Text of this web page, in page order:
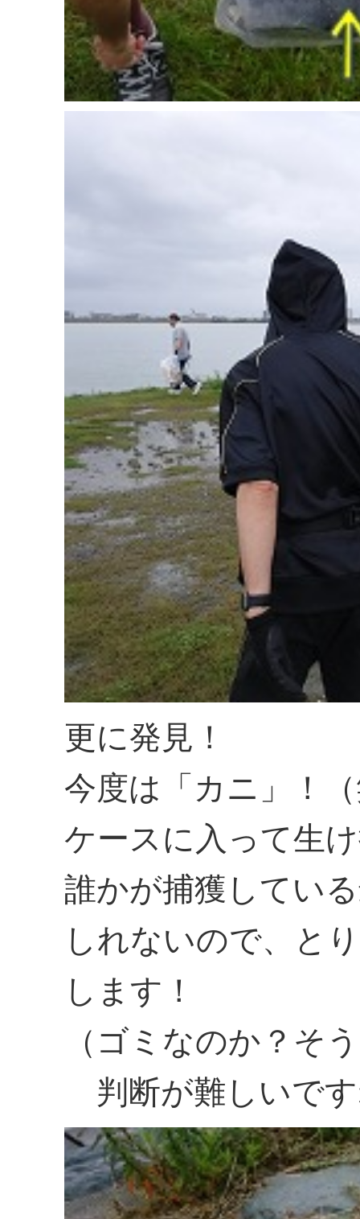
更に発見！
今度は「カニ」！
ケースに入って生
誰かが捕獲してい
しれないので、と
します！
（ゴミなのか？そ
判断が難しいで